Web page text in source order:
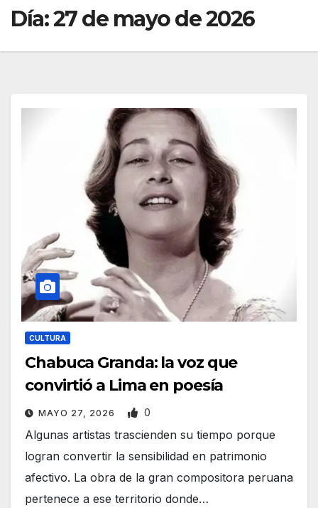
Día:27 de mayo de 2026
CULTURA
Chabuca Granda: la voz que
convirtió a Lima en poesía
MAYO 27, 2026 0
Algunas artistas trascienden su tiempo porque
logran convertir la sensibilidad en patrimonio
afectivo. La obra de la gran compositora peruana
pertenece a ese territorio donde…